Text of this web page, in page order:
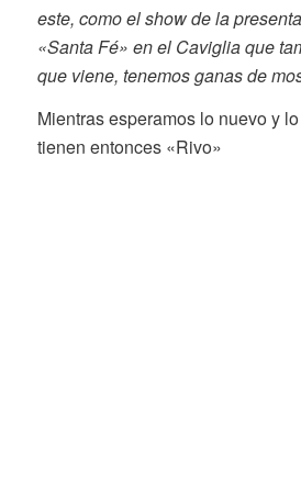
este, como el show de la
«Santa Fé» en el Caviglia que
que viene, tenemos ganas de
Mientras esperamos lo nuevo y
tienen entonces «Rivo»